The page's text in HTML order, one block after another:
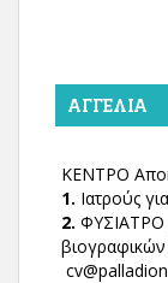
ΑΓΓΕΛΊΑ
ΚΕΝΤΡΟ
1. Ιατρούς
2. ΦΥΣΙΑΤΡΟ